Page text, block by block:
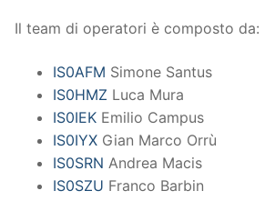
Il team di operatori è composto da:
IS0AFM Simone Santus
IS0HMZ Luca Mura
IS0IEKEmilio Campus
IS0IYXGian Marco Orrù
IS0SRN Andrea Macis
IS0SZU Franco Barbin